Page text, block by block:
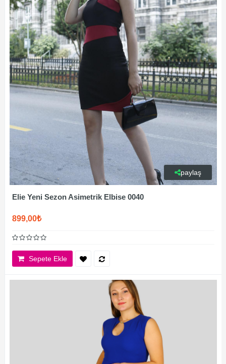
paylaş
Elie Yeni Sezon Asimetrik Elbise 0040
899,00₺
Sepete Ekle